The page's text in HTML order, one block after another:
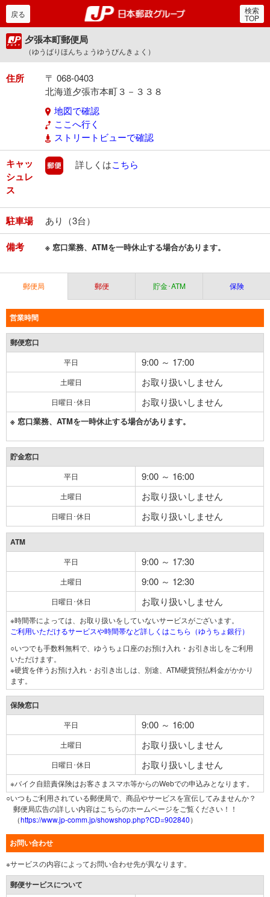
郵便局・日本郵政グルー
戻る 検索
TOP
夕張本町郵便局
（ゆうばりほんちょうゆうびんきょく）
住所
〒 068-0403
北海道夕張市本町３－３３８
地図で確認
ここへ行く
ストリートビューで確認
キャッ
シュレ
ス
郵便
詳しくはこちら
駐車場 あり（3台）
備考 ※ 窓口業務、ATMを一時休止する場合があります。
郵便局 郵便 貯金･ATM 保険
営業時間
郵便窓口
平日 9:00 ～ 17:00
土曜日 お取り扱いしません
日曜日･休日 お取り扱いしません
※ 窓口業務、ATMを一時休止する場合があります。
貯金窓口
平日 9:00 ～ 16:00
土曜日 お取り扱いしません
日曜日･休日 お取り扱いしません
ATM
平日 9:00 ～ 17:30
土曜日 9:00 ～ 12:30
日曜日･休日 お取り扱いしません
※時間帯によっては、お取り扱いをしていないサービスがございます。
ご利用いただけるサービスや時間帯など詳しくはこちら（ゆうちょ銀行）
○いつでも手数料無料で、ゆうちょ口座のお預け入れ・お引き出しをご利用
いただけます。
※硬貨を伴うお預け入れ・お引き出しは、別途、ATM硬貨預払料金がかかり
ます。
保険窓口
平日 9:00 ～ 16:00
土曜日 お取り扱いしません
日曜日･休日 お取り扱いしません
※バイク自賠責保険はお客さまスマホ等からのWebでの申込みとなります。
○いつもご利用されている郵便局で、商品やサービスを宣伝してみませんか？
郵便局広告の詳しい内容はこちらのホームページをご覧ください！！
（https://www.jp-comm.jp/showshop.php?CD=902840）
お問い合わせ
※サービスの内容によってお問い合わせ先が異なります。
郵便サービスについて